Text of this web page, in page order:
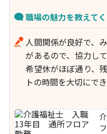
職場の魅力を教えてく
人間関係が良好で、
があるので、協力し
希望休がほぼ通り、
トの時間を大切にで